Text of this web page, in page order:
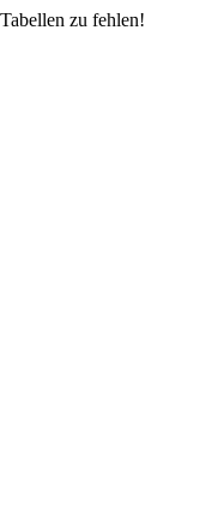
zu fehlen!